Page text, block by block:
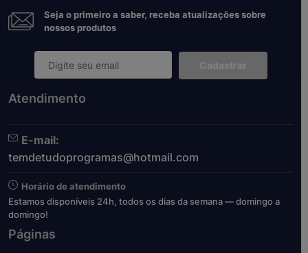
Seja o primeiro a saber, receba atualizações sobre
nossos produtos
Cadastrar
Atendimento
E-mail:
temdetudoprogramas@hotmail.com
Horário de atendimento
Estamos disponíveis 24h, todos os dias da semana — domingo a
domingo!
Páginas